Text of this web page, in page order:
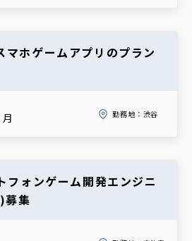
マホゲームアプリのプラン
勤務地： 渋谷
フォンゲーム開発エンジニ
募集